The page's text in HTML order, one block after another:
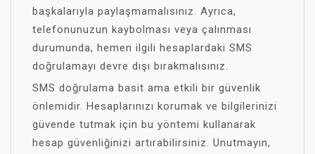
başkalarıyla paylaşmamalısınız. Ayrıca,
telefonunuzun kaybolması veya çalınması
durumunda, hemen ilgili hesaplardaki SMS
doğrulamayı devre dışı bırakmalısınız.
SMS doğrulama basit ama etkili bir güvenlik
önlemidir. Hesaplarınızı korumak ve bilgilerinizi
güvende tutmak için bu yöntemi kullanarak
hesap güvenliğinizi artırabilirsiniz. Unutmayın,